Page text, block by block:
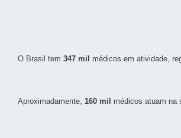
O Brasil tem 347 mil médicos em atividade,
Aproximadamente, 160 mil médicos atuam na